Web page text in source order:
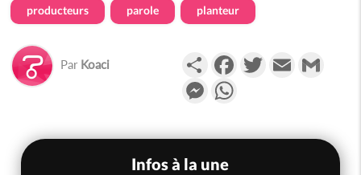
producteurs parole planteur
Par Koaci PartagerFacebookTwitterEmail
Messenger
Infos à la une